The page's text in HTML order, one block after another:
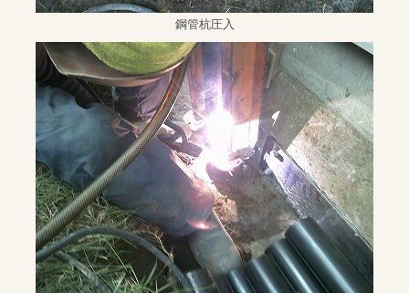
鋼管杭圧入